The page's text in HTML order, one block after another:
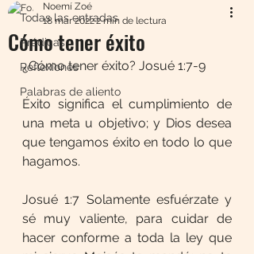
Todas las entradas
Prédicas
Reflexiones
Palabras de aliento
Cómo tener éxito
Noemí Zoé
18 mar 20222 min de lectura
¿Cómo tener éxito? Josué 1:7-9
Éxito significa el cumplimiento de
una meta u objetivo; y Dios desea
que tengamos éxito en todo lo que
hagamos.
Josué 1:7 Solamente esfuérzate y
sé muy valiente, para cuidar de
hacer conforme a toda la ley que